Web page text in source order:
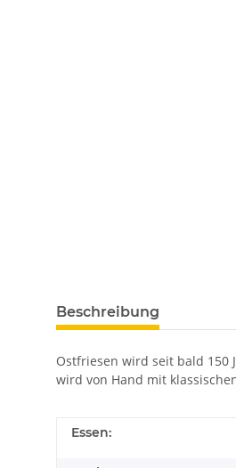
Beschreibung
Ostfriesen wird seit bald 150
wird von Hand mit
Essen: